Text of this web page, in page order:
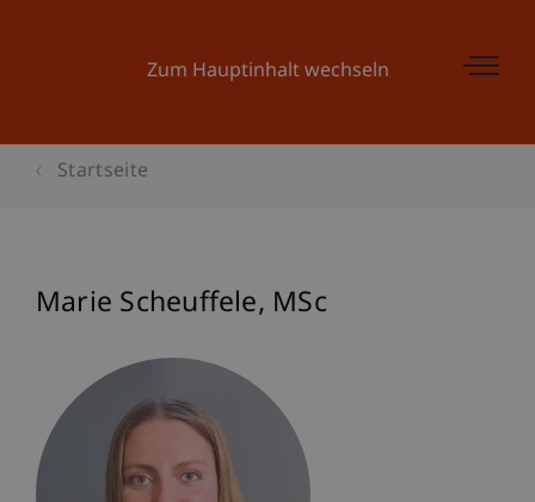
Zum Hauptinhalt wechseln
Startseite
Marie Scheuffele MSc